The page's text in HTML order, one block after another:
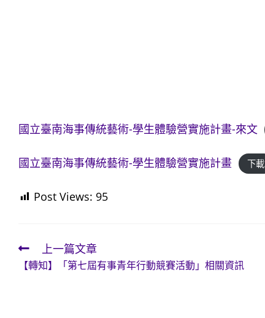
國立臺南海事傳統藝術-學生體驗營實施計畫-來文
國立臺南海事傳統藝術-學生體驗營實施計畫 下載
Post Views: 95
Read
more
上一篇文章
【轉知】「第七屆有事青年行動競賽活動」相關資訊